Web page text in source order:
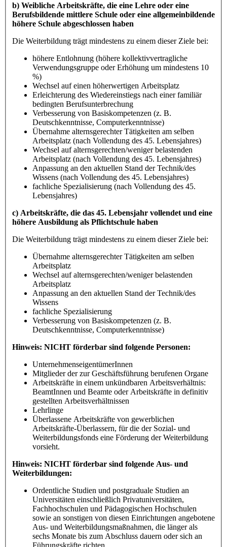
b) Weibliche Arbeitskräfte, die eine Lehre oder eine
Berufsbildende mittlere Schule oder eine allgemeinbildende
höhere Schule abgeschlossen haben
Die Weiterbildung trägt mindestens zu einem dieser Ziele bei:
höhere Entlohnung (höhere kollektivvertragliche
Verwendungsgruppe oder Erhöhung um mindestens 10
%)
Wechsel auf einen höherwertigen Arbeitsplatz
Erleichterung des Wiedereinstiegs nach einer familiär
bedingten Berufsunterbrechung
Verbesserung von Basiskompetenzen (z. B.
Deutschkenntnisse, Computerkenntnisse)
Übernahme alternsgerechter Tätigkeiten am selben
Arbeitsplatz (nach Vollendung des 45. Lebensjahres)
Wechsel auf alternsgerechten/weniger belastenden
Arbeitsplatz (nach Vollendung des 45. Lebensjahres)
Anpassung an den aktuellen Stand der Technik/des
Wissens (nach Vollendung des 45. Lebensjahres)
fachliche Spezialisierung (nach Vollendung des 45.
Lebensjahres)
c) Arbeitskräfte, die das 45. Lebensjahr vollendet und eine
höhere Ausbildung als Pflichtschule haben
Die Weiterbildung trägt mindestens zu einem dieser Ziele bei:
Übernahme alternsgerechter Tätigkeiten am selben
Arbeitsplatz
Wechsel auf alternsgerechten/weniger belastenden
Arbeitsplatz
Anpassung an den aktuellen Stand der Technik/des
Wissens
fachliche Spezialisierung
Verbesserung von Basiskompetenzen (z. B.
Deutschkenntnisse, Computerkenntnisse)
Hinweis: NICHT förderbar sind folgende Personen:
UnternehmenseigentümerInnen
Mitglieder der zur Geschäftsführung berufenen Organe
Arbeitskräfte in einem unkündbaren Arbeitsverhältnis:
BeamtInnen und Beamte oder Arbeitskräfte in definitiv
gestellten Arbeitsverhältnissen
Lehrlinge
Überlassene Arbeitskräfte von gewerblichen
Arbeitskräfte-Überlassern, für die der Sozial- und
Weiterbildungsfonds eine Förderung der Weiterbildung
vorsieht.
Hinweis: NICHT förderbar sind folgende Aus- und
Weiterbildungen:
Ordentliche Studien und postgraduale Studien an
Universitäten einschließlich Privatuniversitäten,
Fachhochschulen und Pädagogischen Hochschulen
sowie an sonstigen von diesen Einrichtungen angebotene
Aus- und Weiterbildungsmaßnahmen, die länger als
sechs Monate bis zum Abschluss dauern oder sich an
Führungskräfte richten